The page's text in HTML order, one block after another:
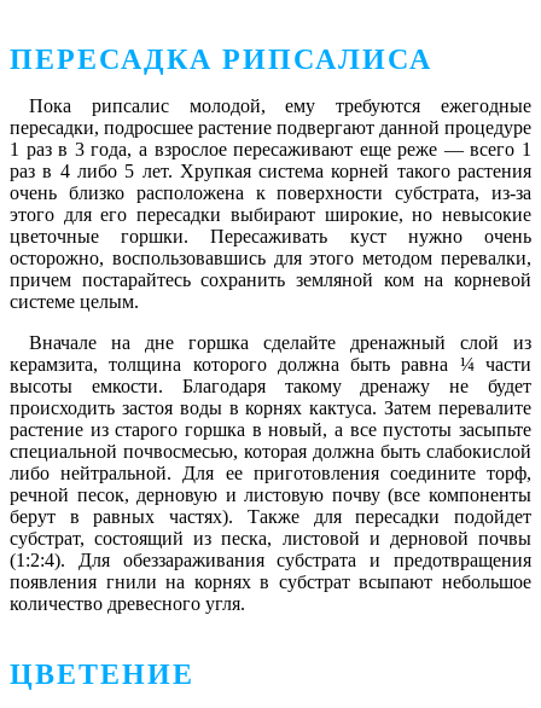
ПЕРЕСАДКА РИПСАЛИСА
Пока рипсалис молодой, ему требуются ежегодные
пересадки, подросшее растение подвергают данной процедуре
1 раз в 3 года, а взрослое пересаживают еще реже ― всего 1
раз в 4 либо 5 лет. Хрупкая система корней такого растения
очень близко расположена к поверхности субстрата, из-за
этого для его пересадки выбирают широкие, но невысокие
цветочные горшки. Пересаживать куст нужно очень
осторожно, воспользовавшись для этого методом перевалки,
причем постарайтесь сохранить земляной ком на корневой
системе целым.
Вначале на дне горшка сделайте дренажный слой из
керамзита, толщина которого должна быть равна ¼ части
высоты емкости. Благодаря такому дренажу не будет
происходить застоя воды в корнях кактуса. Затем перевалите
растение из старого горшка в новый, а все пустоты засыпьте
специальной почвосмесью, которая должна быть слабокислой
либо нейтральной. Для ее приготовления соедините торф,
речной песок, дерновую и листовую почву (все компоненты
берут в равных частях). Также для пересадки подойдет
субстрат, состоящий из песка, листовой и дерновой почвы
(1:2:4). Для обеззараживания субстрата и предотвращения
появления гнили на корнях в субстрат всыпают небольшое
количество древесного угля.
ЦВЕТЕНИЕ